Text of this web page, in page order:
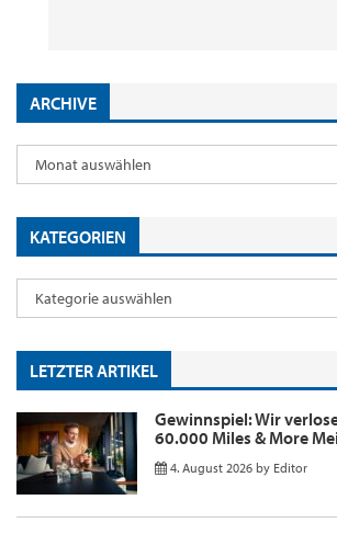
ARCHIVE
KATEGORIEN
LETZTER ARTIKEL
Gewinnspiel: Wir
60.000 Miles & More
4. August 2026 by Editor